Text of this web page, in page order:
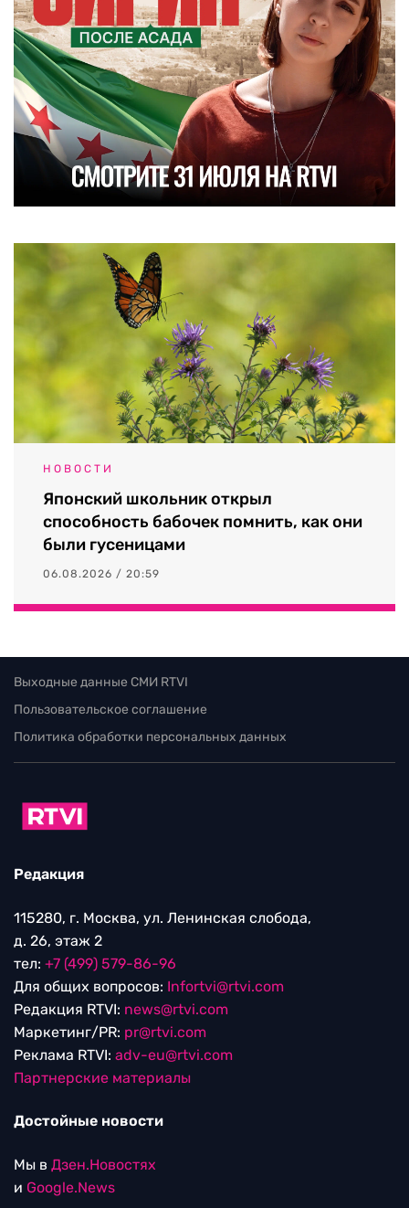
НОВОСТИ
Японский школьник открыл
способность бабочек помнить, как они
были гусеницами
06.08.2026 / 20:59
Выходные данные СМИ RTVI
Пользовательское соглашение
Политика обработки персональных данных
Редакция
115280, г. Москва, ул. Ленинская слобода,
д. 26, этаж 2
тел: +7 (499) 579-86-96
Для общих вопросов: Infortvi@rtvi.com
Редакция RTVI: news@rtvi.com
Маркетинг/PR: pr@rtvi.com
Реклама RTVI: adv-eu@rtvi.com
Партнерские материалы
Достойные новости
Мы в Дзен.Новостях
и Google.News